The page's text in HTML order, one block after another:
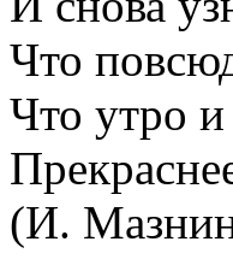
Что
Что утро
(И.